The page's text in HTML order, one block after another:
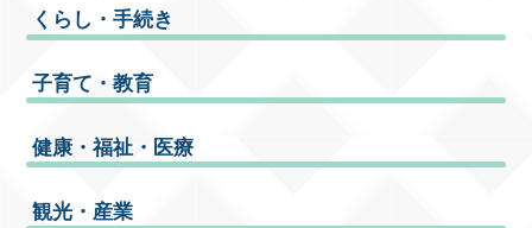
くらし・手続き
子育て・教育
健康・福祉・医療
観光・産業